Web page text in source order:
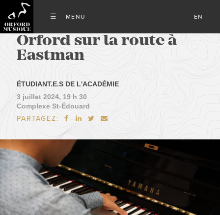
EN
Orford sur la route à
Eastman
ÉTUDIANT.E.S DE L'ACADÉMIE
3 juillet 2024, 19 h 30
Complexe St-Édouard
PARTAGEZ:    